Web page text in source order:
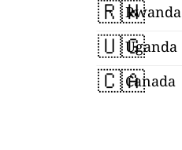
🇷🇼Rwanda
🇺🇬Uganda
🇨🇦Canada